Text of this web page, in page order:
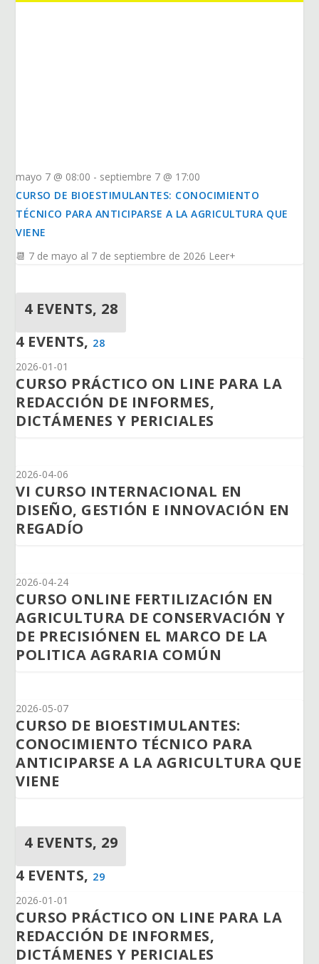
mayo 7 @ 08:00 - septiembre 7 @ 17:00
CURSO DE BIOESTIMULANTES: CONOCIMIENTO
TÉCNICO PARA ANTICIPARSE A LA AGRICULTURA QUE
VIENE
📆 7 de mayo al 7 de septiembre de 2026 Leer+
4 EVENTS, 28
4 EVENTS, 28
2026-01-01
CURSO PRÁCTICO ON LINE PARA LA
REDACCIÓN DE INFORMES,
DICTÁMENES Y PERICIALES
2026-04-06
VI CURSO INTERNACIONAL EN
DISEÑO, GESTIÓN E INNOVACIÓN EN
REGADÍO
2026-04-24
CURSO ONLINE FERTILIZACIÓN EN
AGRICULTURA DE CONSERVACIÓN Y
DE PRECISIÓNEN EL MARCO DE LA
POLITICA AGRARIA COMÚN
2026-05-07
CURSO DE BIOESTIMULANTES:
CONOCIMIENTO TÉCNICO PARA
ANTICIPARSE A LA AGRICULTURA QUE
VIENE
4 EVENTS, 29
4 EVENTS, 29
2026-01-01
CURSO PRÁCTICO ON LINE PARA LA
REDACCIÓN DE INFORMES,
DICTÁMENES Y PERICIALES